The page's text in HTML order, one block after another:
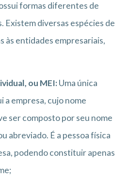
formas diferentes de
Existem diversas espécies de
às entidades empresariais,
ou MEI:Uma única
a empresa, cujo nome
ser composto por seu nome
abreviado. É a pessoa física
podendo constituir apenas